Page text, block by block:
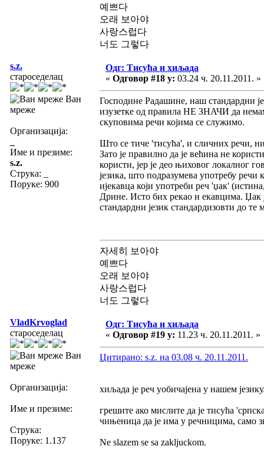
예쁘다
오래 보아야
사랑스럽다
너도 그렇다
s.z.
староседелац
Ван
мреже
Организација:
Име и презиме:
s.z.
Струка:
Поруке: 900
Одг: Тисућа и хиљада
« Одговор #18 у: 03.24 ч. 20.11.2011. »
Господине Радашине, наш стандардни
изузетке од правила НЕ ЗНАЧИ да
скуповима речи којима се служимо.
Што се тиче 'тисућа', и сличних речи,
Зато је правилно да је већина не
користи, јер је део њиховог локалног
језика, што подразумева употребу речи
ијекавца који употреби реч 'џак'
Дрине. Исто бих рекао и екавцима. Џак
стандардни језик стандардизовти до
자세히 보아야
예쁘다
오래 보아야
사랑스럽다
너도 그렇다
VladKrvoglad
староседелац
Ван
мреже
Организација:
Име и презиме:
Струка:
Поруке: 1.137
Одг: Тисућа и хиљада
« Одговор #19 у: 11.23 ч. 20.11.2011. »
Цитирано: s.z. на 03.08 ч. 20.11.2011.
хиљада је реч уобичајена у нашем
грешите ако мислите да је тисућа
чињеница да је има у речницима, само
Ne slazem se sa zakljuckom.